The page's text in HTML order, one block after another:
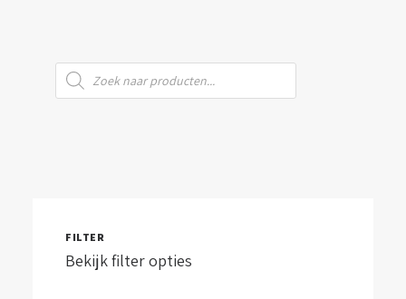
Producten
zoeken
FILTER
Bekijk filter opties